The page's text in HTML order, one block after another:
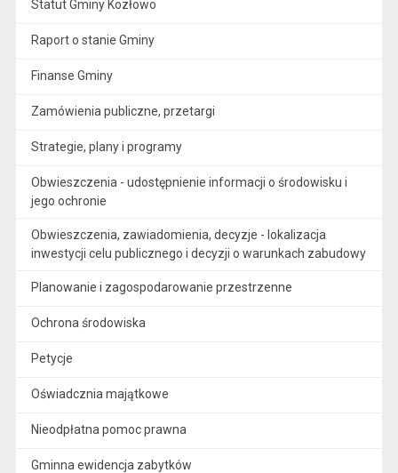
Statut Gminy Kozłowo
Raport o stanie Gminy
Finanse Gminy
Zamówienia publiczne, przetargi
Strategie, plany i programy
Obwieszczenia - udostępnienie informacji o środowisku i
jego ochronie
Obwieszczenia, zawiadomienia, decyzje - lokalizacja
inwestycji celu publicznego i decyzji o warunkach zabudowy
Planowanie i zagospodarowanie przestrzenne
Ochrona środowiska
Petycje
Oświadcznia majątkowe
Nieodpłatna pomoc prawna
Gminna ewidencja zabytków